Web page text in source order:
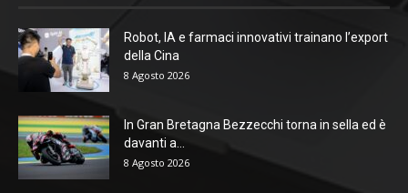
Robot, IA e farmaci innovativi trainano l’export
della Cina
8 Agosto 2026
In Gran Bretagna Bezzecchi torna in sella ed è
davanti a...
8 Agosto 2026